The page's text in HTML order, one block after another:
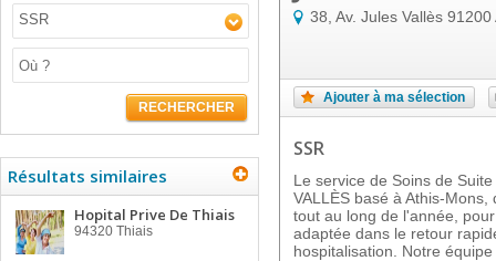
SSR
RECHERCHER
Résultats similaires
Hopital Prive De Thiais
94320 Thiais
38, Av. Jules Vallès 91200
Ajouter à ma sélection
SSR
Le service de Soins de
VALLÈS basé à Athis-
tout au long de l'année,
adaptée dans le retour
hospitalisation. Notre